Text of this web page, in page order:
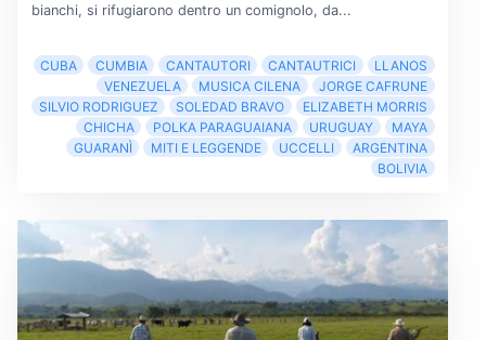
bianchi, si rifugiarono dentro un comignolo, da...
CUBA CUMBIA CANTAUTORI CANTAUTRICI
LLANOS
VENEZUELA
MUSICA CILENA
JORGE CAFRUNE
SILVIO RODRIGUEZ
SOLEDAD BRAVO
ELIZABETH MORRIS
CHICHA
POLKA PARAGUAIANA URUGUAY
MAYA
GUARANÌ
MITI E LEGGENDE UCCELLI
ARGENTINA
BOLIVIA